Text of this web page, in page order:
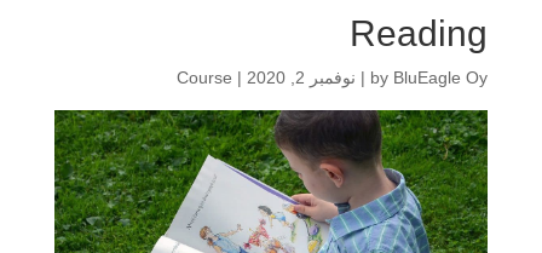
Reading
by BluEagle Oy
| نوفمبر 2, 2020 |
Course